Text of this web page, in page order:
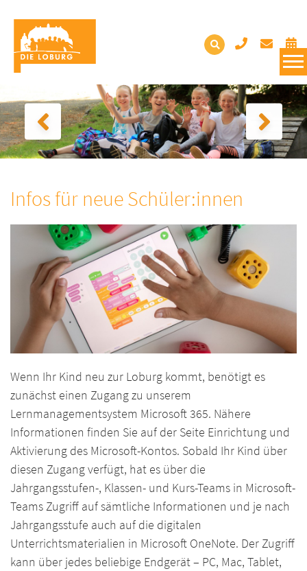
Infos für neue Schüler:innen
Wenn Ihr Kind neu zur Loburg kommt, benötigt es
zunächst einen Zugang zu unserem
Lernmanagementsystem Microsoft 365. Nähere
Informationen finden Sie auf der Seite Einrichtung und
Aktivierung des Microsoft-Kontos. Sobald Ihr Kind über
diesen Zugang verfügt, hat es über die
Jahrgangsstufen-, Klassen- und Kurs-Teams in Microsoft-
Teams Zugriff auf sämtliche Informationen und je nach
Jahrgangsstufe auch auf die digitalen
Unterrichtsmaterialien in Microsoft OneNote. Der Zugriff
kann über jedes beliebige Endgerät – PC, Mac, Tablet,